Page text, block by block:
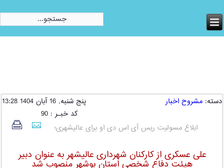
دسته:مشروح اخبار
پنج شنبه, 16 آبان 1404 13:28
کد خبـر : 90
ابلاغ مسولیت ریس آی اس دی او برای عالیشهری؛
علی عسکری از کارکنان شهرداری عالیشهر به عنوان دبیر
هیئت دفاع شخصی استان بوشهر منصوب شد